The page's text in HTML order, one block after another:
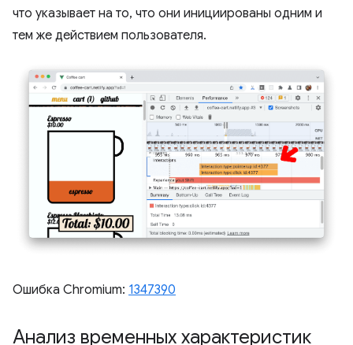
что указывает на то, что они инициированы одним и
тем же действием пользователя.
Ошибка Chromium: 1347390
Анализ временных характеристик